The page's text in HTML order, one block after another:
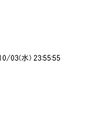
03(水) 23:55:55